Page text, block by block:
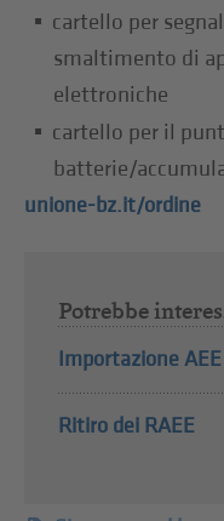
cartello per
smaltimento di
elettroniche
cartello per il
batterie/
unione-bz.it/ordine
Potrebbe
Importazione
Ritiro dei RAEE